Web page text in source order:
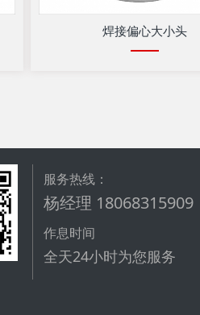
焊接偏心大小头
服务热线：
杨经理 18068315909
作息时间
全天24小时为您服务